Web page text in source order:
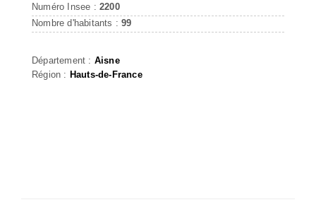
Numéro Insee : 2200
Nombre d'habitants :99
Département : Aisne
Région : Hauts-de-France